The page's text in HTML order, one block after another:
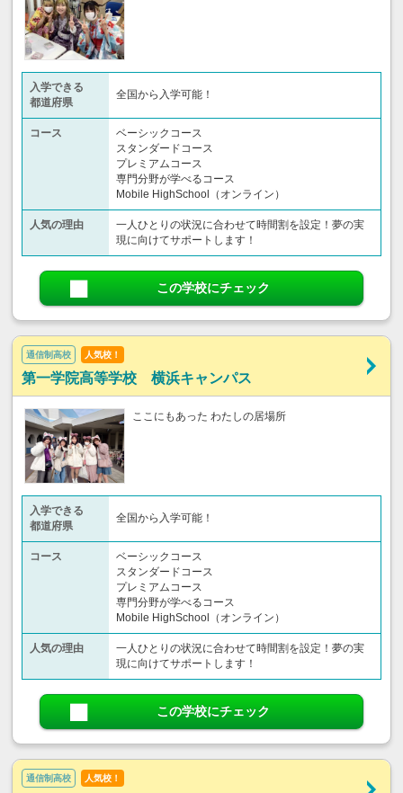
入学できる
都道府県
全国から入学可能！
コース
ベーシックコース
スタンダードコース
プレミアムコース
専門分野が学べるコース
Mobile HighSchool（オンライン）
人気の理由
一人ひとりの状況に合わせて時間割を設定！夢の実
現に向けてサポートします！
この学校にチェック
通信制高校 人気校！
第一学院高等学校 横浜キャンパス
ここにもあった わたしの居場所
入学できる
都道府県
全国から入学可能！
コース
ベーシックコース
スタンダードコース
プレミアムコース
専門分野が学べるコース
Mobile HighSchool（オンライン）
人気の理由
一人ひとりの状況に合わせて時間割を設定！夢の実
現に向けてサポートします！
この学校にチェック
通信制高校 人気校！